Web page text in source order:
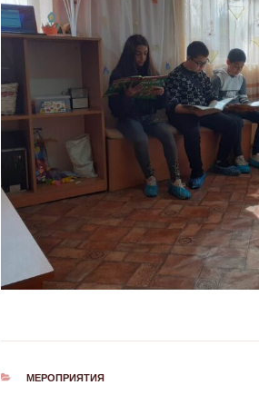
КАТЕГОРИИ
МЕРОПРИЯТИЯ